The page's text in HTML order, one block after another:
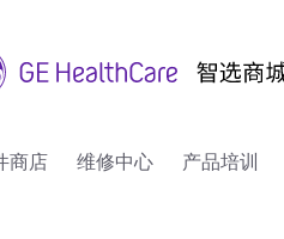
商店 维修中心 产品培训